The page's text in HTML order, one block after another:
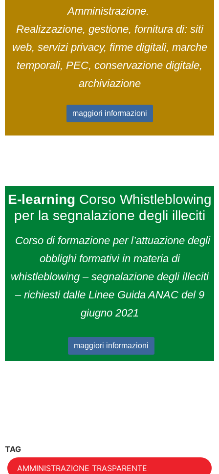
Amministrazione.
Realizzazione, gestione, fornitura di: siti
web, servizi privacy, firme digitali, marche
temporali, PEC, conservazione digitale,
archiviazione
maggiori informazioni
E-learning Corso Whistleblowing
per la segnalazione degli illeciti
Corso di formazione per l’attuazione degli
obblighi formativi in materia di
whistleblowing – segnalazione degli illeciti
– richiesti dalle Linee Guida ANAC del 9
giugno 2021
maggiori informazioni
TAG
AMMINISTRAZIONE TRASPARENTE